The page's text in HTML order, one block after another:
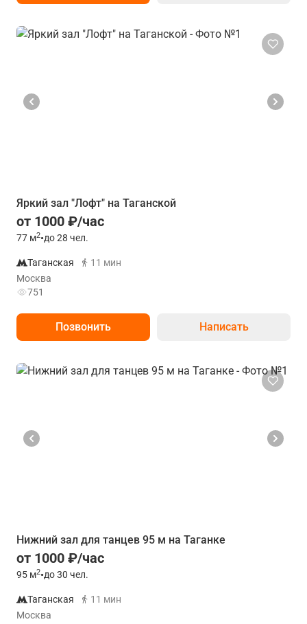
Яркий зал "Лофт" на Таганской
от 1000 ₽/час
77 м2•до 28 чел.
Таганская
11 мин
Москва
751
Позвонить Написать
Нижний зал для танцев 95 м на Таганке
от 1000 ₽/час
95 м2•до 30 чел.
Таганская
11 мин
Москва